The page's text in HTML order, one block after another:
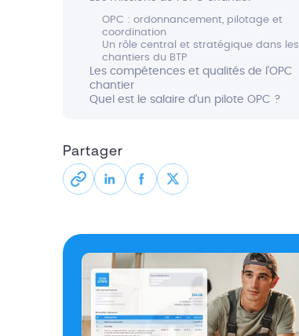
OPC : ordonnancement, pilotage et
coordination
Un rôle central et stratégique dans les
chantiers du BTP
Les compétences et qualités de l’OPC
chantier
Quel est le salaire d’un pilote OPC ?
Partager